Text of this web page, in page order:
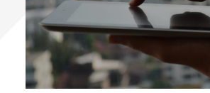
マンション管理
賃貸管理
実需用戸建・マンション
ホテル事業